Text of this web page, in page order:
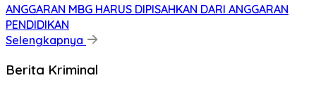
ANGGARAN MBG HARUS DIPISAHKAN DARI ANGGARAN
PENDIDIKAN
Selengkapnya
Berita Kriminal